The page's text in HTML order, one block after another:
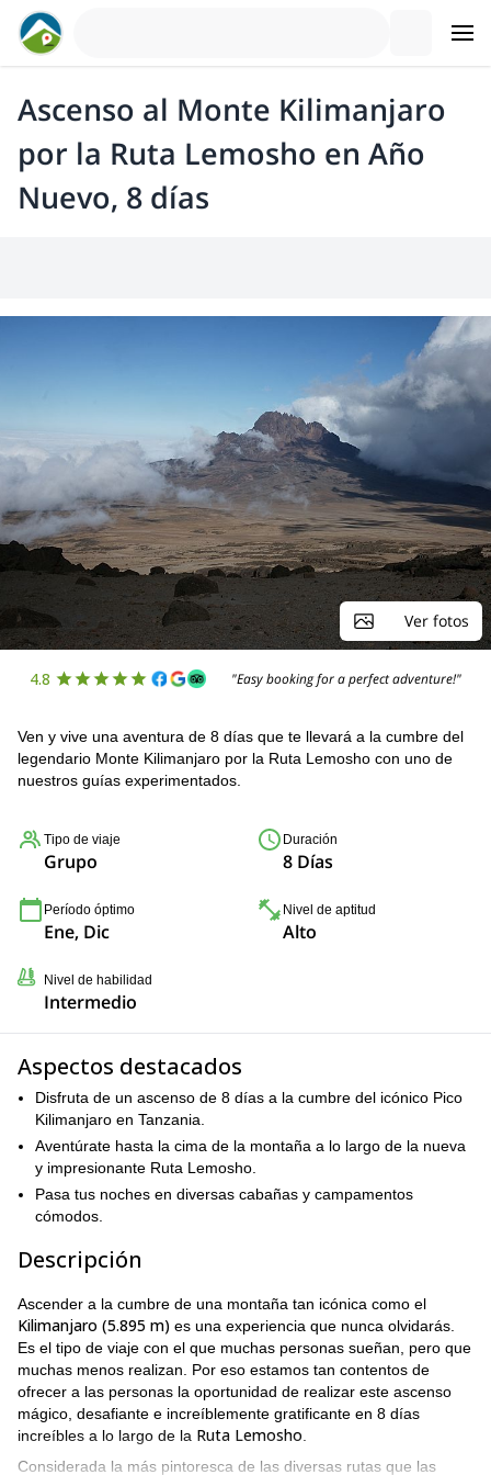
Ascenso al Monte Kilimanjaro
por la Ruta Lemosho en Año
Nuevo, 8 días
Ver fotos
4.8 "Easy booking for a perfect adventure!"
Ven y vive una aventura de 8 días que te llevará a la cumbre del
legendario Monte Kilimanjaro por la Ruta Lemosho con uno de
nuestros guías experimentados.
Tipo de viaje
Grupo
Duración
8 Días
Período óptimo
Ene, Dic
Nivel de aptitud
Alto
Nivel de habilidad
Intermedio
Aspectos destacados
Disfruta de un ascenso de 8 días a la cumbre del icónico Pico
Kilimanjaro en Tanzania.
Aventúrate hasta la cima de la montaña a lo largo de la nueva
y impresionante Ruta Lemosho.
Pasa tus noches en diversas cabañas y campamentos
cómodos.
Descripción
Ascender a la cumbre de una montaña tan icónica como el
Kilimanjaro (5.895 m) es una experiencia que nunca olvidarás.
Es el tipo de viaje con el que muchas personas sueñan, pero que
muchas menos realizan. Por eso estamos tan contentos de
ofrecer a las personas la oportunidad de realizar este ascenso
mágico, desafiante e increíblemente gratificante en 8 días
increíbles a lo largo de la Ruta Lemosho
Considerada la más pintoresca de las diversas rutas que las